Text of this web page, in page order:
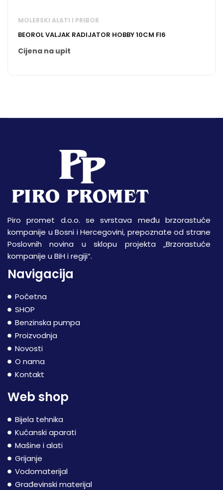
MOLERSKI ALATI I PRIBOR
BEOROL VALJAK RADIJATOR HOBBY 10CM FI6
Cijena na upit
Piro promet d.o.o. se svrstava među brzorastuće
kompanije u Bosni i Hercegovini, prepoznate od strane
Poslovnih novina u sklopu projekta „Brzorastuće
kompanije u BiH i regiji“.
Navigacija
Početna
SHOP
Benzinska pumpa
Proizvodnja
Novosti
O nama
Kontakt
Web shop
Bijela tehnika
Kućanski aparati
Mašine i alati
Grijanje
Vodomaterijal
Građevinski materijal